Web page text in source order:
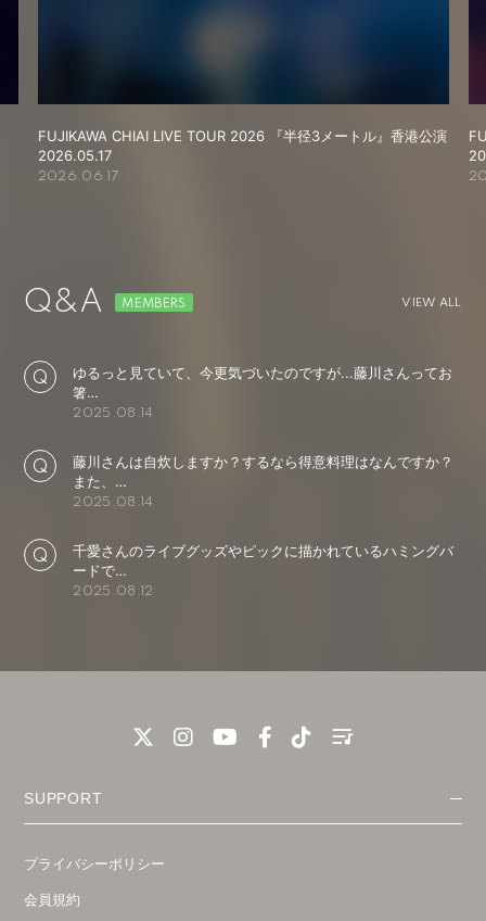
FUJIKAWA CHIAI LIVE TOUR 2026 『半径3メートル』香港公演
2026.05.17
2026.06.17
Q&A VIEW ALL
ゆるっと見ていて、今更気づいたのですが...藤川さんってお
箸…
2025.08.14
藤川さんは自炊しますか？するなら得意料理はなんですか？
また、…
2025.08.14
千愛さんのライブグッズやピックに描かれているハミングバ
ードで…
2025.08.12
SUPPORT
プライバシーポリシー
会員規約